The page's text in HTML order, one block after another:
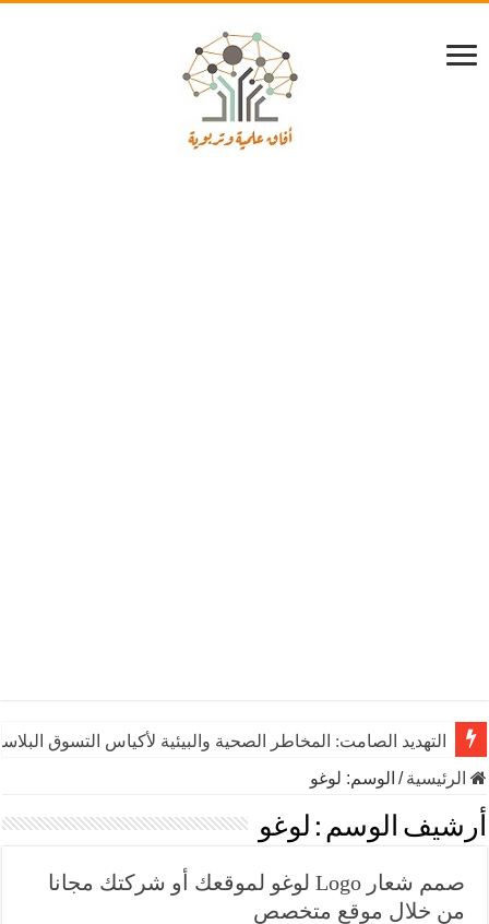
التهديد الصامت: المخاطر الصحية والبيئية لأكياس التسوق
الرئيسية/ الوسم: لوغو
أرشيف الوسم : لوغو
صمم شعار Logo لوغو لموقعك أو شركتك مجانا
من خلال موقع متخصص